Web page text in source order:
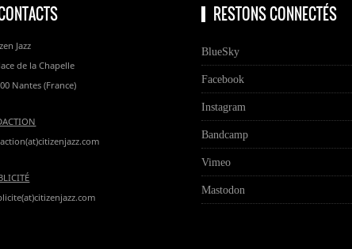
Jazz
de la Chapelle
Nantes (France)
RESTONS CONNECTÉS
BlueSky
Facebook
Instagram
Bandcamp
Vimeo
Mastodon